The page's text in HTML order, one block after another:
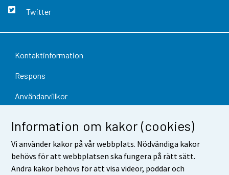
Information om kakor (cookies)
Vi använder kakor på vår webbplats. Nödvändiga kakor
behövs för att webbplatsen ska fungera på rätt sätt.
Andra kakor behövs för att visa videor, poddar och
Twitter
Kontaktinformation
Respons
Användarvillkor
Information om webbplatsen